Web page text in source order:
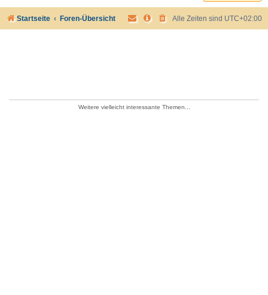
Startseite Foren-Übersicht Alle Zeiten sind UTC+02:00
Weitere vielleicht interessante Themen...